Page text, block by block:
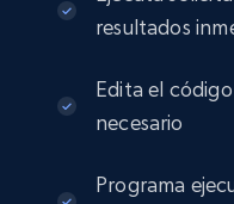
resultados
Edita el
necesario
Programa